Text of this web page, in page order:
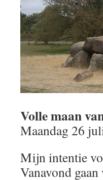
Volle maan
Maandag 26
Mijn intentie
Vanavond